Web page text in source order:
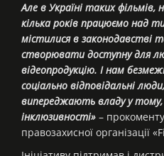
Але в Україні таких
кілька років працюємо над
містилися в законодавстві
створювати доступну для
відеопродукцію. І нам
соціально відповідальні
випереджають владу у
інклюзивності» –
правозахисної організації